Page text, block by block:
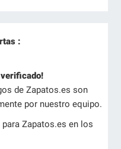
:
verificado!
de Zapatos.es son
por nuestro equipo.
Zapatos.es en los